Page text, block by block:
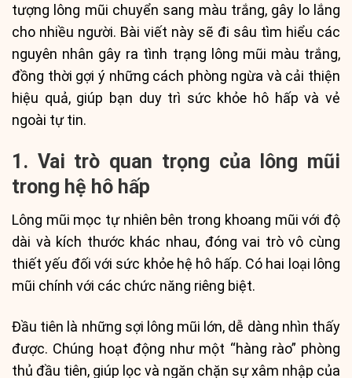
tượng lông mũi chuyển sang màu trắng, gây lo lắng
cho nhiều người. Bài viết này sẽ đi sâu tìm hiểu các
nguyên nhân gây ra tình trạng lông mũi màu trắng,
đồng thời gợi ý những cách phòng ngừa và cải thiện
hiệu quả, giúp bạn duy trì sức khỏe hô hấp và vẻ
ngoài tự tin.
1. Vai trò quan trọng của lông mũi
trong hệ hô hấp
Lông mũi mọc tự nhiên bên trong khoang mũi với độ
dài và kích thước khác nhau, đóng vai trò vô cùng
thiết yếu đối với sức khỏe hệ hô hấp. Có hai loại lông
mũi chính với các chức năng riêng biệt.
Đầu tiên là những sợi lông mũi lớn, dễ dàng nhìn thấy
được. Chúng hoạt động như một “hàng rào” phòng
thủ đầu tiên, giúp lọc và ngăn chặn sự xâm nhập của